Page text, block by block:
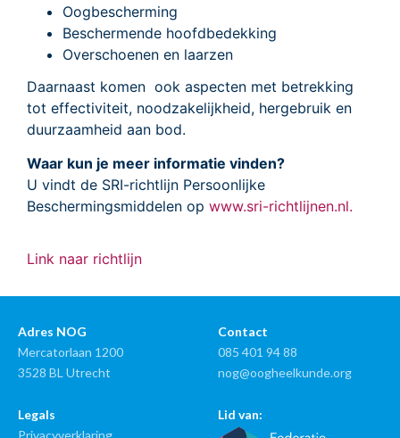
Oogbescherming
Beschermende hoofdbedekking
Overschoenen en laarzen
Daarnaast komen ook aspecten met betrekking
tot effectiviteit, noodzakelijkheid, hergebruik en
duurzaamheid aan bod.
Waar kun je meer informatie vinden?
U vindt de SRI-richtlijn Persoonlijke
Beschermingsmiddelen op www.sri-richtlijnen.nl.
Link naar richtlijn
Adres NOG
Mercatorlaan 1200
3528 BL Utrecht
Contact
085 401 94 88
nog@oogheelkunde.org
Legals
Privacyverklaring
Lid van: